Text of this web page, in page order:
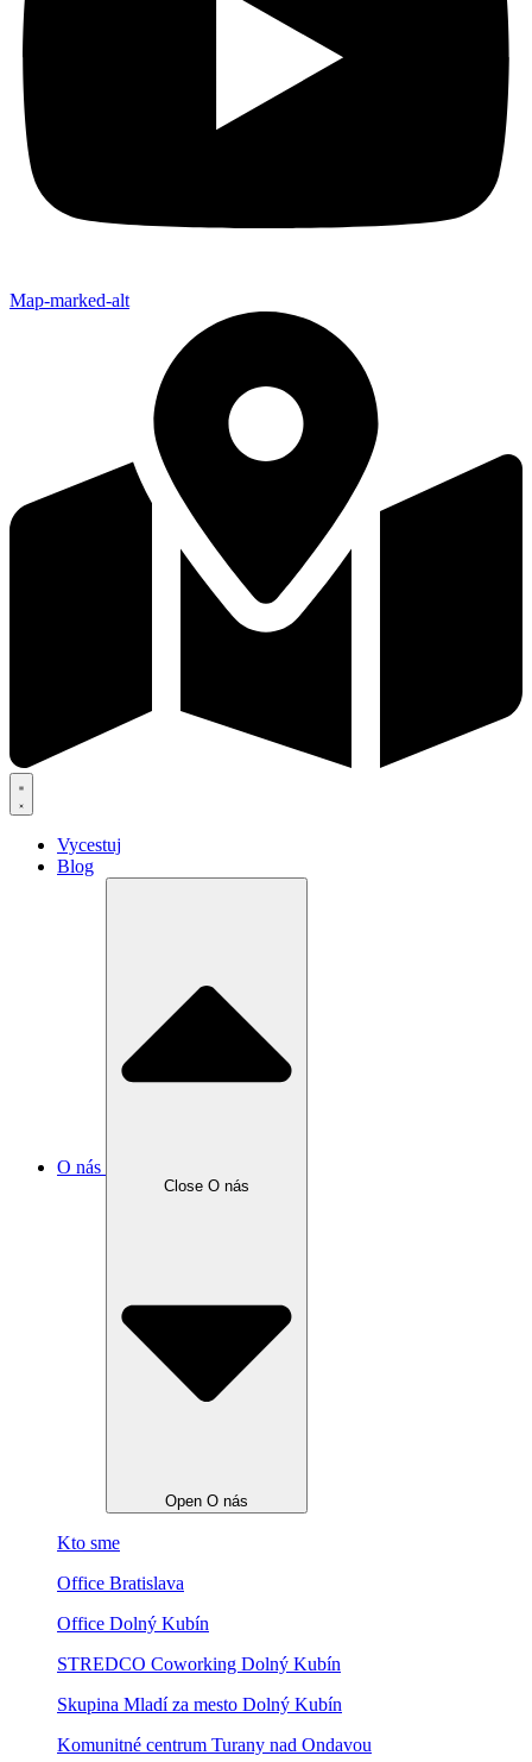
Map-marked-alt
Vycestuj
Blog
O nás
Close O nás
Open O nás
Kto sme
Office Bratislava
Office Dolný Kubín
STREDCO Coworking Dolný Kubín
Skupina Mladí za mesto Dolný Kubín
Komunitné centrum Turany nad Ondavou